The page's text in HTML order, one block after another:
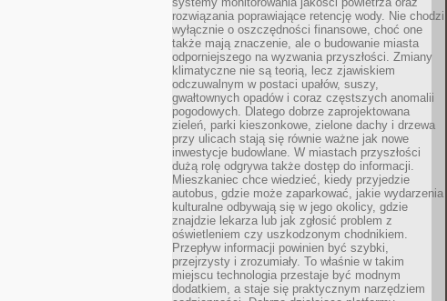
rozwiązania poprawiające retencję wody. Nie chodzi
wyłącznie o oszczędności finansowe, choć one
także mają znaczenie, ale o budowanie miasta
odporniejszego na wyzwania przyszłości. Zmiany
klimatyczne nie są teorią, lecz zjawiskiem
odczuwalnym w postaci upałów, suszy,
gwałtownych opadów i coraz częstszych anomalii
pogodowych. Dlatego dobrze zaprojektowana
zieleń, parki kieszonkowe, zielone dachy i drzewa
przy ulicach stają się równie ważne jak nowe
inwestycje budowlane. W miastach przyszłości
dużą rolę odgrywa także dostęp do informacji.
Mieszkaniec chce wiedzieć, kiedy przyjedzie
autobus, gdzie może zaparkować, jakie wydarzenia
kulturalne odbywają się w jego okolicy, gdzie
znajdzie lekarza lub jak zgłosić problem z
oświetleniem czy uszkodzonym chodnikiem.
Przepływ informacji powinien być szybki,
przejrzysty i zrozumiały. To właśnie w takim
miejscu technologia przestaje być modnym
dodatkiem, a staje się praktycznym narzędziem